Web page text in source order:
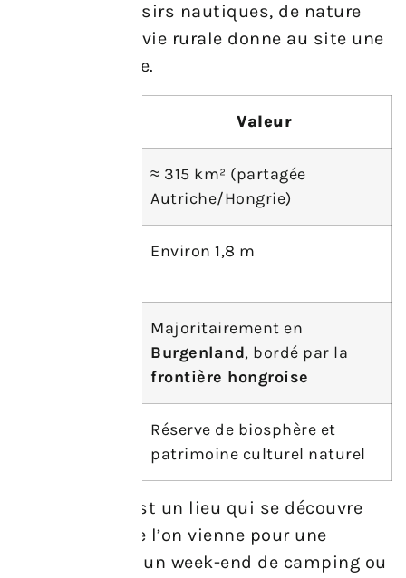
mélange de loisirs nautiques, de nature
protégée et de vie rurale donne au site une
douceur unique.
Valeur
≈ 315 km² (partagée
Autriche/Hongrie)
Environ 1,8 m
Majoritairement en
Burgenland, bordé par la
frontière hongroise
Réserve de biosphère et
patrimoine culturel naturel
En résumé, c’est un lieu qui se découvre
lentement. Que l’on vienne pour une
journée à vélo, un week-end de camping ou